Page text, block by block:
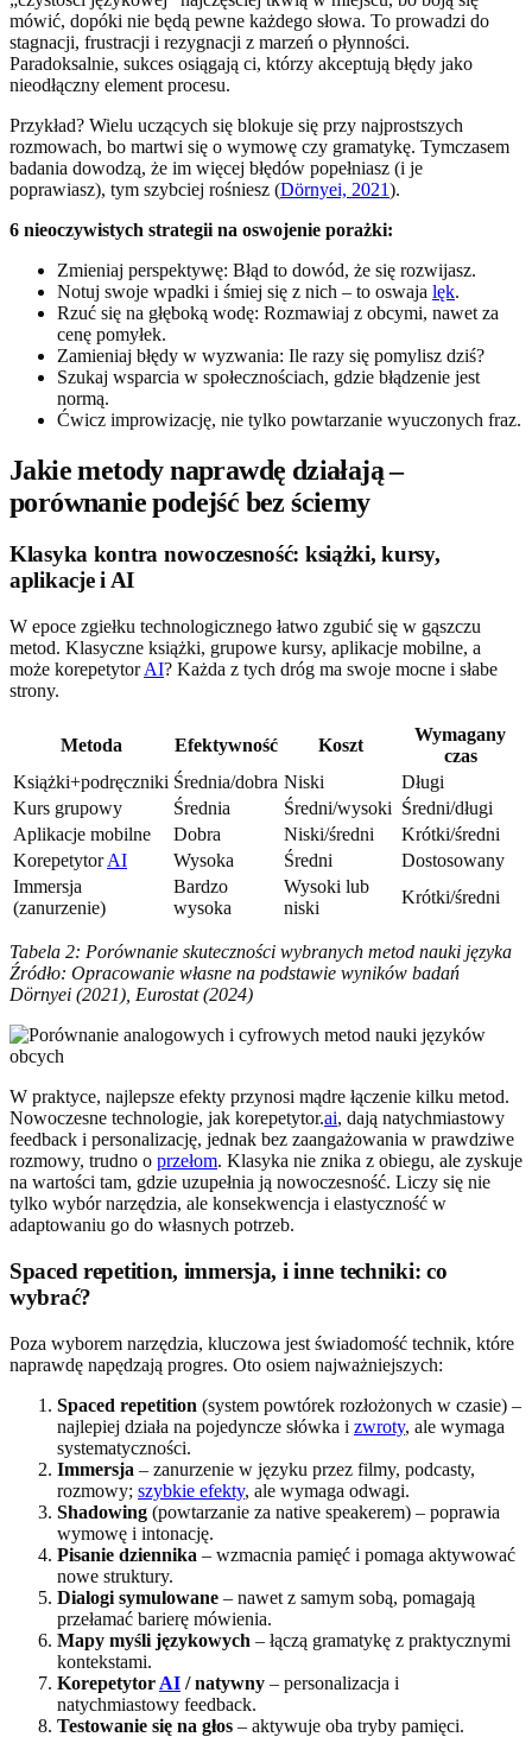
mówić, dopóki nie będą pewne każdego słowa. To prowadzi do
stagnacji, frustracji i rezygnacji z marzeń o płynności.
Paradoksalnie, sukces osiągają ci, którzy akceptują błędy jako
nieodłączny element procesu.
Przykład? Wielu uczących się blokuje się przy najprostszych
rozmowach, bo martwi się o wymowę czy gramatykę. Tymczasem
badania dowodzą, że im więcej błędów popełniasz (i je
poprawiasz), tym szybciej rośniesz (Dörnyei, 2021).
6 nieoczywistych strategii na oswojenie porażki:
Zmieniaj perspektywę: Błąd to dowód, że się rozwijasz.
Notuj swoje wpadki i śmiej się z nich – to oswaja lęk.
Rzuć się na głęboką wodę: Rozmawiaj z obcymi, nawet za
cenę pomyłek.
Zamieniaj błędy w wyzwania: Ile razy się pomylisz dziś?
Szukaj wsparcia w społecznościach, gdzie błądzenie jest
normą.
Ćwicz improwizację, nie tylko powtarzanie wyuczonych fraz.
Jakie metody naprawdę działają –
porównanie podejść bez ściemy
Klasyka kontra nowoczesność: książki, kursy,
aplikacje i AI
W epoce zgiełku technologicznego łatwo zgubić się w gąszczu
metod. Klasyczne książki, grupowe kursy, aplikacje mobilne, a
może korepetytorAI? Każda z tych dróg ma swoje mocne i słabe
strony.
Metoda Efektywność Koszt
Wymagany
czas
Książki+podręczniki Średnia/dobra Niski
Długi
Kurs grupowy
Średnia Średni/wysoki Średni/długi
Aplikacje mobilne
Dobra Niski/średni
Krótki/średni
KorepetytorAI Wysoka Średni
Dostosowany
Immersja
(zanurzenie)
Bardzo
wysoka
Wysoki lub
niski
Krótki/średni
Tabela 2: Porównanie skuteczności wybranych metod nauki języka
Źródło: Opracowanie własne na podstawie wyników badań
Dörnyei (2021), Eurostat (2024)
W praktyce, najlepsze efekty przynosi mądre łączenie kilku metod.
Nowoczesne technologie, jak korepetytor.ai, dają natychmiastowy
feedback i personalizację, jednak bez zaangażowania w prawdziwe
rozmowy, trudno o przełom. Klasyka nie znika z obiegu, ale zyskuje
na wartości tam, gdzie uzupełnia ją nowoczesność. Liczy się nie
tylko wybór narzędzia, ale konsekwencja i elastyczność w
adaptowaniu go do własnych potrzeb.
Spaced repetition, immersja, i inne techniki: co
wybrać?
Poza wyborem narzędzia, kluczowa jest świadomość technik, które
naprawdę napędzają progres. Oto osiem najważniejszych:
Spaced repetition (system powtórek rozłożonych w czasie) –
najlepiej działa na pojedyncze słówka i zwroty, ale wymaga
systematyczności.
Immersja – zanurzenie w języku przez filmy, podcasty,
rozmowy; szybkie efekty, ale wymaga odwagi.
Shadowing (powtarzanie za native speakerem) – poprawia
wymowę i intonację.
Pisanie dziennika – wzmacnia pamięć i pomaga aktywować
nowe struktury.
Dialogi symulowane – nawet z samym sobą, pomagają
przełamać barierę mówienia.
Mapy myśli językowych – łączą gramatykę z praktycznymi
kontekstami.
Korepetytor AI / natywny – personalizacja i
natychmiastowy feedback.
Testowanie się na głos – aktywuje oba tryby pamięci.